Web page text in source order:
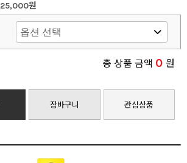
25,000원
총 상품 금액 0 원
장바구니 관심상품